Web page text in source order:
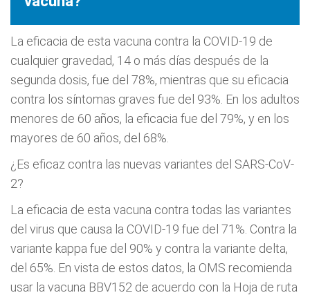
La eficacia de esta vacuna contra la COVID-19 de
cualquier gravedad, 14 o más días después de la
segunda dosis, fue del 78%, mientras que su eficacia
contra los síntomas graves fue del 93%. En los adultos
menores de 60 años, la eficacia fue del 79%, y en los
mayores de 60 años, del 68%.
¿Es eficaz contra las nuevas variantes del SARS-CoV-
2?
La eficacia de esta vacuna contra todas las variantes
del virus que causa la COVID-19 fue del 71%. Contra la
variante kappa fue del 90% y contra la variante delta,
del 65%. En vista de estos datos, la OMS recomienda
usar la vacuna BBV152 de acuerdo con la Hoja de ruta